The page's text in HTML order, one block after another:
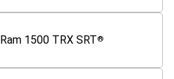
Rumble
Ram 1500 TRX SRT®
Ram
TRX